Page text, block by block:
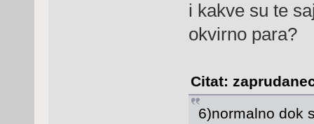
i kakve su te
okvirno para?
Citat:
6)normalno dok